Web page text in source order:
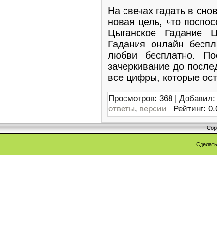
На свечах гадать в
новая цель, что
Цыганское Гадание
Гадания онлайн
любви бесплатно.
зачеркивание до
все цифры, которые
Просмотров: 368 | Добавил:
ответы, версии | Рейтинг: